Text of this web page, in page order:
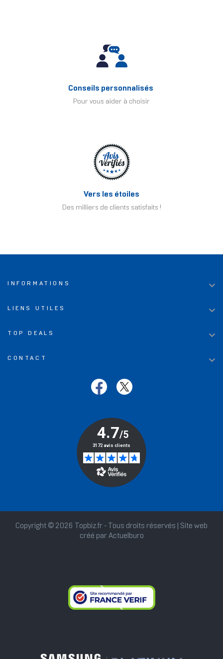
Conseils personnalisés
Pour vous aider à choisir
Vers les étoiles
Des milliers de clients satisfaits !
INFORMATIONS 
LIENS UTILES 
TOP DEALS 
CONTACT 
Copyright © 2026 Topbiz.fr - Tous droits réservés | Site web
créé par Actuelburo